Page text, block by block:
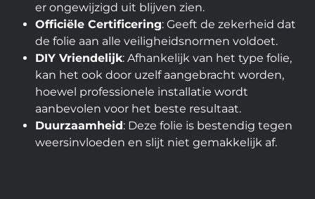
er ongewijzigd uit blijven zien.
Officiële Certificering: Geeft de zekerheid dat
de folie aan alle veiligheidsnormen voldoet.
DIY Vriendelijk: Afhankelijk van het type folie,
kan het ook door uzelf aangebracht worden,
hoewel professionele installatie wordt
aanbevolen voor het beste resultaat.
Duurzaamheid: Deze folie is bestendig tegen
weersinvloeden en slijt niet gemakkelijk af.